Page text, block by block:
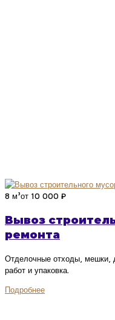
8 м³от 10 000 ₽
Вывоз
ремонта
Отделочные отходы, мешки,
работ и упаковка.
Подробнее